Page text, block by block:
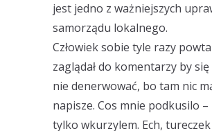
jest jedno z ważniejszych
samorządu lokalnego.
Człowiek sobie tyle razy
zaglądał do komentarzy by
nie denerwować, bo tam nic
napisze. Cos mnie podkusilo
tylko wkurzylem. Ech, tureczek